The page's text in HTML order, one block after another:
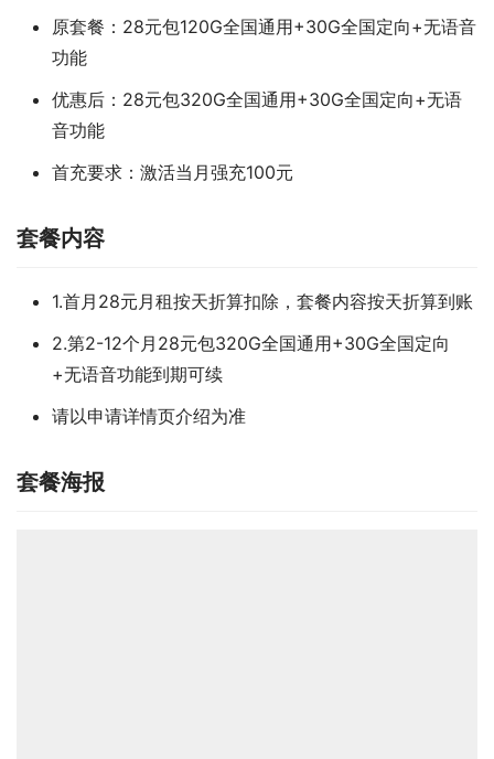
原套餐：28元包120G全国通用+30G全国定向+无语音
功能
优惠后：28元包320G全国通用+30G全国定向+无语
音功能
首充要求：激活当月强充100元
套餐内容
1.首月28元月租按天折算扣除，套餐内容按天折算到账
2.第2-12个月28元包320G全国通用+30G全国定向
+无语音功能到期可续
请以申请详情页介绍为准
套餐海报